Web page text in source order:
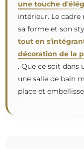
par e-mail. Les
réaliser sont de
ronds d'un
miroirs sur
invitons à envoyer
projet à l'adresse